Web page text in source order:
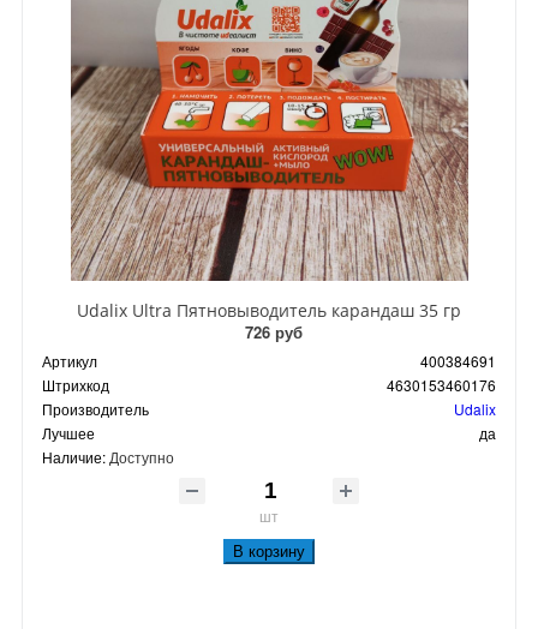
Udalix Ultra Пятновыводитель карандаш 35 гр
726 руб
Артикул
400384691
Штрихкод
4630153460176
Производитель
Udalix
Лучшее
да
Наличие: Доступно
шт
В корзину